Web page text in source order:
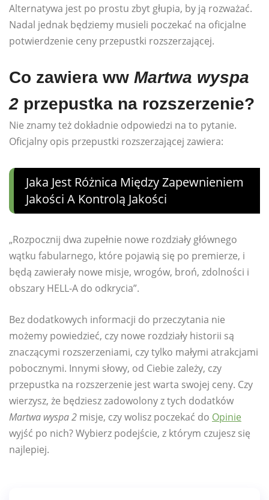
Alternatywa jest po prostu zbyt głupia, by ją rozważać.
Nadal jednak będziemy musieli poczekać na oficjalne
potwierdzenie ceny przepustki rozszerzającej.
Co zawiera ww Martwa wyspa
2 przepustka na rozszerzenie?
Nie znamy też dokładnie odpowiedzi na to pytanie.
Oficjalny opis przepustki rozszerzającej zawiera:
Jaka Jest Różnica Między Zapewnieniem
Jakości A Kontrolą Jakości
„Rozpocznij dwa zupełnie nowe rozdziały głównego
wątku fabularnego, które pojawią się po premierze, i
będą zawierały nowe misje, wrogów, broń, zdolności i
obszary HELL-A do odkrycia”.
Bez dodatkowych informacji do przeczytania nie
możemy powiedzieć, czy nowe rozdziały historii są
znaczącymi rozszerzeniami, czy tylko małymi atrakcjami
pobocznymi. Innymi słowy, od Ciebie zależy, czy
przepustka na rozszerzenie jest warta swojej ceny. Czy
wierzysz, że będziesz zadowolony z tych dodatków
Martwa wyspa 2 misje, czy wolisz poczekać do Opinie
wyjść po nich? Wybierz podejście, z którym czujesz się
najlepiej.